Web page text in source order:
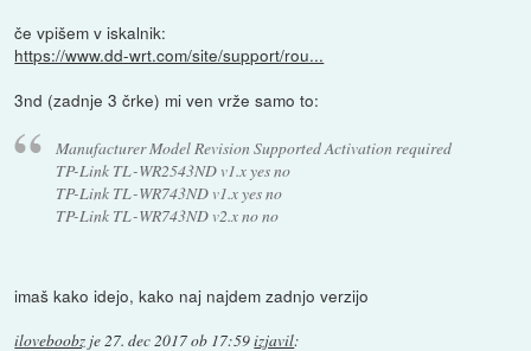
če vpišem v iskalnik:
https://www.dd-wrt.com/site/support/rou...
3nd (zadnje 3 črke) mi ven vrže samo to:
Manufacturer Model Revision Supported Activation required
TP-Link TL-WR2543ND v1.x yes no
TP-Link TL-WR743ND v1.x yes no
TP-Link TL-WR743ND v2.x no no
imaš kako idejo, kako naj najdem zadnjo verzijo
iloveboobz je27. dec 2017 ob 17:59izjavil: